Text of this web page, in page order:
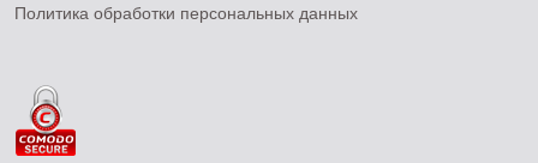
Политика обработки персональных данных